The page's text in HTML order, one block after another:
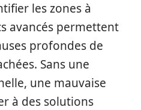
les zones à
avancés permettent
profondes de
Sans une
une mauvaise
à des solutions